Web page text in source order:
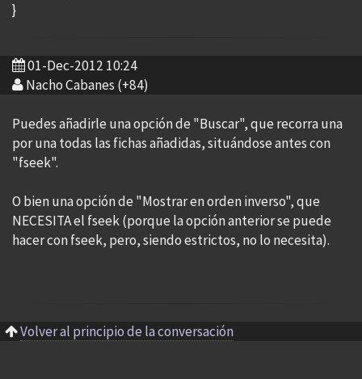
}
01-Dec-2012 10:24
Nacho Cabanes (+84)
Puedes añadirle una opción de "Buscar", que recorra una
por una todas las fichas añadidas, situándose antes con
"fseek".
O bien una opción de "Mostrar en orden inverso", que
NECESITA el fseek (porque la opción anterior se puede
hacer con fseek, pero, siendo estrictos, no lo necesita).
Volver al principio de la conversación